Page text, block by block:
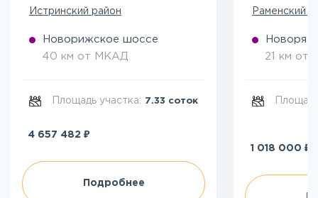
Истринский район
Новорижское шоссе
40 км от МКАД
Площадь участка: 7.33 соток
4 657 482 ₽
Подробнее
Раменский
21 км от
1 018 000 ₽